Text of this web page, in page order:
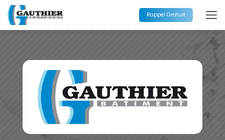
Aller
au
contenu
principal
Rappel Gratuit